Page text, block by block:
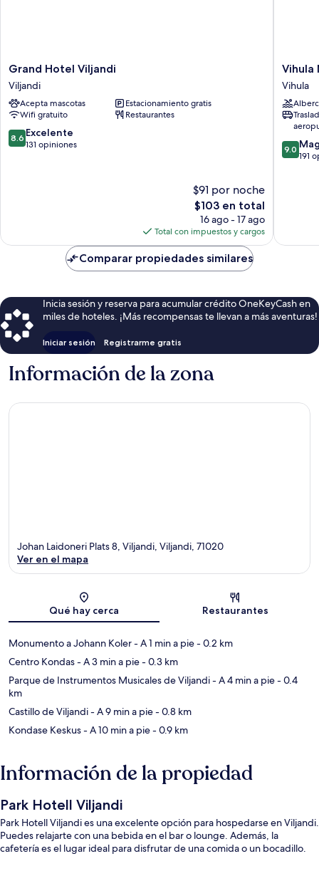
Grand
Hotel
Viljandi
Viljandi
Grand Hotel Viljandi
Viljandi
Acepta mascotas
Estacionamiento gratis
Wifi gratuito
Restaurantes
8.6
de
8.6 Excelente
131 opiniones
$91 por noche
El
precio
actual
es
de
$103
$103 en total
16 ago - 17 ago
Total con impuestos y cargos
Vihula
Manor
Country
Club
and
Spa
Vihula
Vihula
Vihula
9.0
de
9.0
191
Comparar propiedades similares
Inicia sesión y reserva para acumular crédito OneKeyCash en
miles de hoteles. ¡Más recompensas te llevan a más aventuras!
Iniciar sesión Registrarme gratis
Información de la zona
Sección del mapa
Johan Laidoneri Plats 8, Viljandi, Viljandi, 71020
Ver en el mapa
Qué hay cerca Restaurantes
Monumento a Johann Koler- A 1 min a pie- 0.2 km
Centro Kondas- A 3 min a pie- 0.3 km
Parque de Instrumentos Musicales de Viljandi- A 4 min a pie- 0.4
km
Castillo de Viljandi- A 9 min a pie- 0.8 km
Kondase Keskus- A 10 min a pie- 0.9 km
Información de la propiedad
Park Hotell Viljandi
Park Hotell Viljandi es una excelente opción para hospedarse en Viljandi.
Puedes relajarte con una bebida en el bar o lounge. Además, la
cafetería es el lugar ideal para disfrutar de una comida o un bocadillo.